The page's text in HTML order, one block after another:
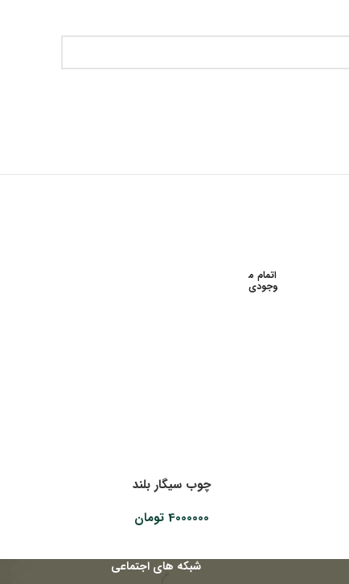
اتمام م
وجودی
چوب سیگار بلند
4000000 تومان
شبکه های اجتماعی